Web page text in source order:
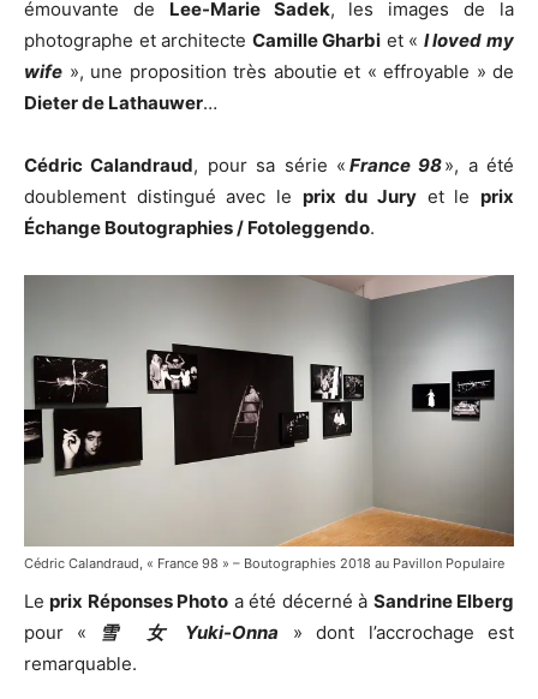
Dieter de Lathauwer, « I loved my wife » - Boutographies 2018 au Pavillon
Populaire
Florence Iff, « 67P » - Boutographies 2018 au Pavillon Populaire
émouvante de Lee-Marie Sadek, les images de la
photographe et architecte Camille Gharbi et « I loved my
wife », une proposition très aboutie et « effroyable » de
Dieter de Lathauwer…
Cédric Calandraud, pour sa série « France 98», a été
doublement distingué avec le prix du Jury et leprix
Échange Boutographies / Fotoleggendo.
Cédric Calandraud, « France 98 » – Boutographies 2018 au Pavillon Populaire
Leprix Réponses Photo a été décerné à Sandrine Elberg
pour «
雪 女 Yuki-Onna » dont l’accrochage est
remarquable.